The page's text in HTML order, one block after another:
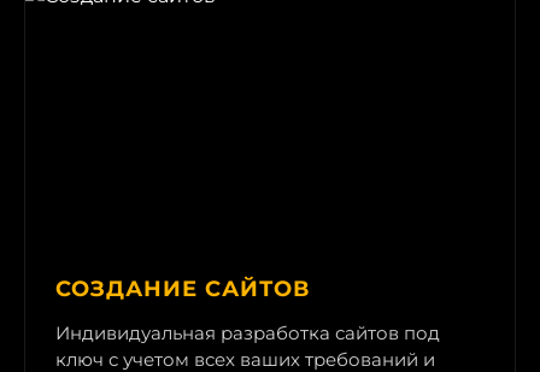
СОЗДАНИЕ САЙТОВ
Индивидуальная разработка сайтов под
ключ с учетом всех ваших требований и